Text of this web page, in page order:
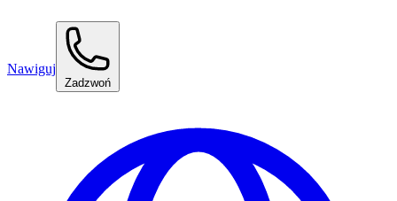
Nawiguj
Zadzwoń